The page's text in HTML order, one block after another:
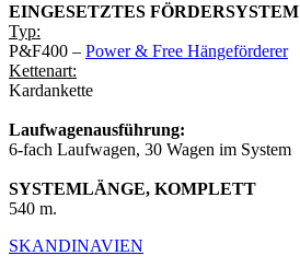
EINGESETZTES FÖRDERSYSTEM
Typ:
P&F400 – Power & Free Hängeförderer
Kettenart:
Kardankette
Laufwagenausführung:
6-fach Laufwagen, 30 Wagen im System
SYSTEMLÄNGE, KOMPLETT
540 m.
SKANDINAVIEN